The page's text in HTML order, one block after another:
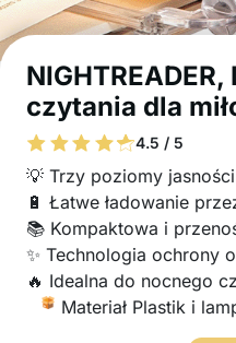
czytania dla
4.5 / 5
💡 Trzy poziomy
🔋 Łatwe ładowanie
📚 Kompaktowa i
✨ Technologia ochrony
🔥 Idealna do nocnego
Materiał Plastik i